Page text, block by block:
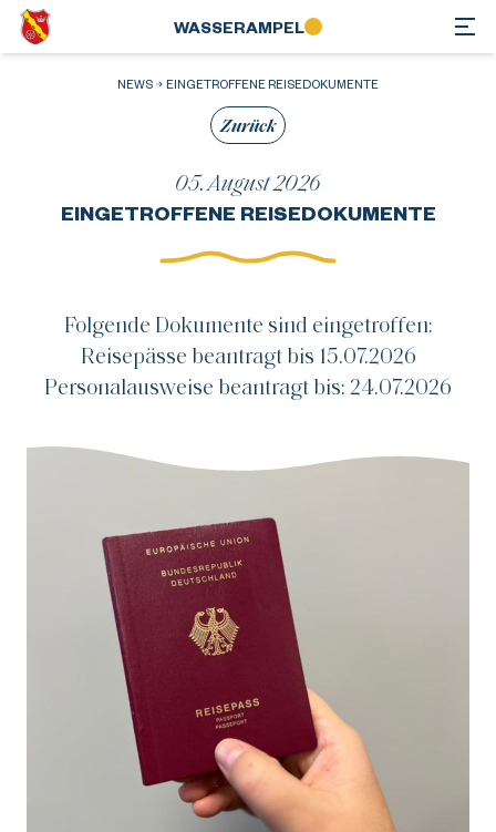
WASSER­AMPEL
Zurück
NEWS EINGETROFFENE REISEDOKUMENTE
05. August 2026
EINGETROFFENE REISEDOKUMENTE
Folgende Dokumente sind eingetroffen:
Reisepässe beantragt bis 15.07.2026